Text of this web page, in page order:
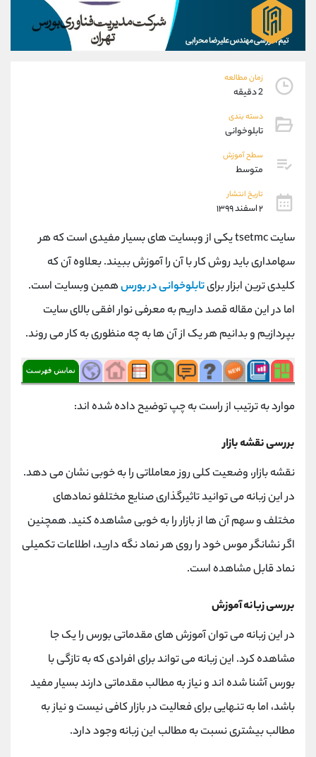
زمان مطالعه
2 دقیقه
دسته بندی
تابلوخوانی
سطح آموزش
متوسط
تاریخ انتشار
۲ اسفند ۱۳۹۹
سایت tsetmc یکی از وبسایت های بسیار مفیدی است که هر
سهامداری باید روش کار با آن را آموزش ببیند. بعلاوه آن که
کلیدی ترین ابزار برایتابلوخوانی در بورسهمین وبسایت است.
اما در این مقاله قصد داریم به معرفی نوار افقی بالای سایت
بپردازیم و بدانیم هر یک از آن ها به چه منظوری به کار می روند.
موارد به ترتیب از راست به چپ توضیح داده شده اند:
بررسی نقشه بازار
نقشه بازار، وضعیت کلی روز معاملاتی را به خوبی نشان می دهد.
در این زبانه می توانید تاثیرگذاری صنایع مختلفو نمادهای
مختلف و سهم آن ها از بازار را به خوبی مشاهده کنید. همچنین
اگر نشانگر موس خود را روی هر نماد نگه دارید، اطلاعات تکمیلی
نماد قابل مشاهده است.
بررسی زبانه آموزش
در این زبانه می توان آموزش های مقدماتی بورس را یک جا
مشاهده کرد. این زبانه می تواند برای افرادی که به تازگی با
بورس آشنا شده اند و نیاز به مطالب مقدماتی دارند بسیار مفید
باشد، اما به تنهایی برای فعالیت در بازار کافی نیست و نیاز به
مطالب بیشتری نسبت به مطالب این زبانه وجود دارد.
09194198792
واتساپ شروع گفتگو
تلگرام @Armteam_admin_33
پشتیبان فروش
موبایل
واتساپ
داخلی
اطلاعات تماس (دفتر فروش)
تلفن 021-22021030
بدون پیش شماره 90001030
اینستاگرام @alireza.mehrabii
کانال تلگرام @alirezamehrabi_com